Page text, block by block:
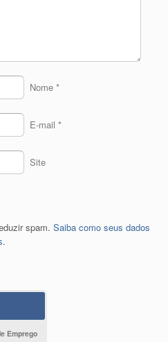
Nome *
E-mail *
Site
spam.Saiba como seus dados
.
Emprego